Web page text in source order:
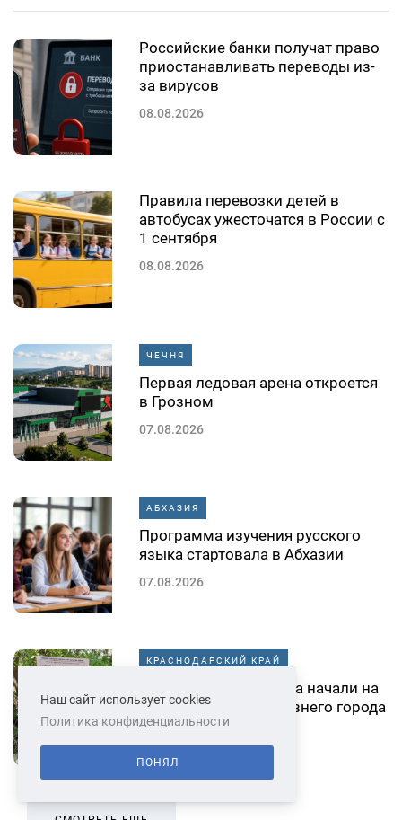
Российские банки получат право
приостанавливать переводы из-
за вирусов
08.08.2026
Правила перевозки детей в
автобусах ужесточатся в России с
1 сентября
08.08.2026
ЧЕЧНЯ
Первая ледовая арена откроется
в Грозном
07.08.2026
АБХАЗИЯ
Программа изучения русского
языка стартовала в Абхазии
07.08.2026
КРАСНОДАРСКИЙ КРАЙ
Сотрудники Эрмитажа начали на
Кубани раскопки древнего города
Никопсия
Наш сайт использует cookies
Политика конфиденциальности
ПОНЯЛ